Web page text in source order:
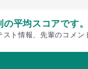
平均スコアです。
ト情報、先輩のコメン